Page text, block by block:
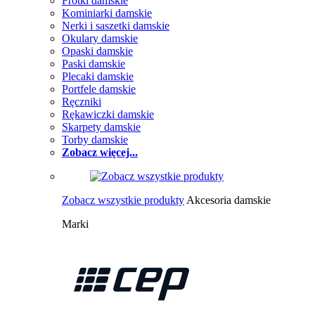
Kominiarki damskie
Nerki i saszetki damskie
Okulary damskie
Opaski damskie
Paski damskie
Plecaki damskie
Portfele damskie
Ręczniki
Rękawiczki damskie
Skarpety damskie
Torby damskie
Zobacz więcej...
Zobacz wszystkie produkty Akcesoria damskie
Marki